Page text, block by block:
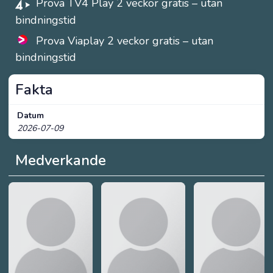
Prova TV4 Play 2 veckor gratis – utan
bindningstid
Prova Viaplay 2 veckor gratis – utan
bindningstid
Medverkande
Fakta
Datum
2026-07-09